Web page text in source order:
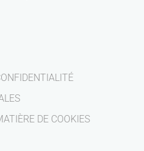
DE COOKIES